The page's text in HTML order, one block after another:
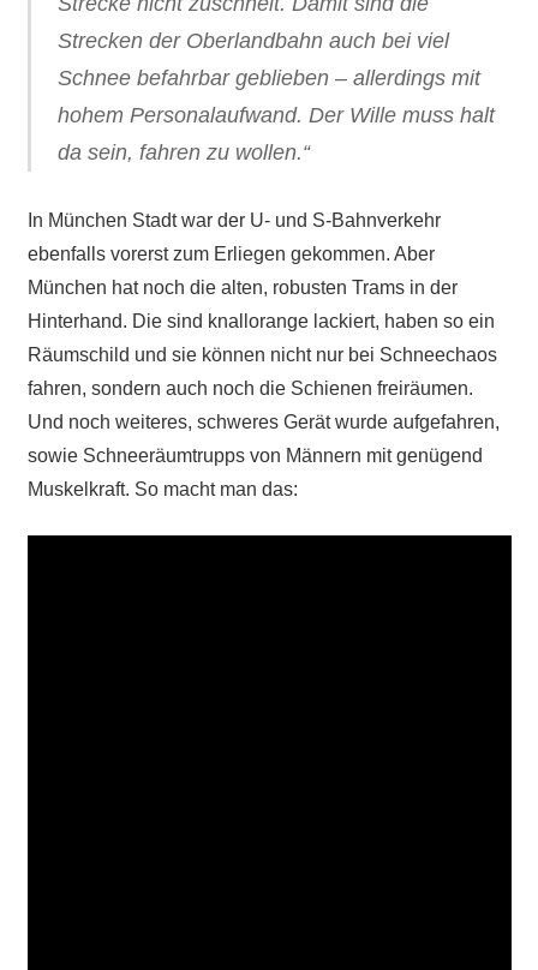
Strecken der Oberlandbahn auch bei viel
Schnee befahrbar geblieben – allerdings mit
hohem Personalaufwand. Der Wille muss halt
da sein, fahren zu wollen.“
In München Stadt war der U- und S-Bahnverkehr
ebenfalls vorerst zum Erliegen gekommen. Aber
München hat noch die alten, robusten Trams in der
Hinterhand. Die sind knallorange lackiert, haben so ein
Räumschild und siekönnen nicht nur bei Schneechaos
fahren, sondern auch noch die Schienen freiräumen.
Und noch weiteres, schweres Gerät wurde aufgefahren,
sowie Schneeräumtrupps von Männern mit genügend
Muskelkraft. So macht man das: